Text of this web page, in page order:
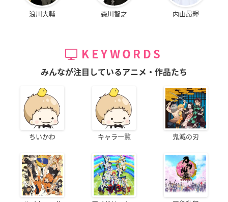
浪川大輔 森川智之 内山昂輝
KEYWORDS
みんなが注目しているアニメ・作品たち
ちいかわ キャラ一覧 鬼滅の刃